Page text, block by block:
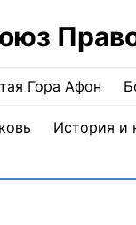
Гора Афон
История и